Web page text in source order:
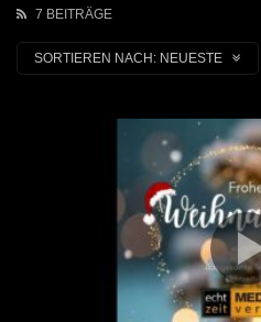
7 BEITRÄGE
SORTIEREN NACH: NEUESTE